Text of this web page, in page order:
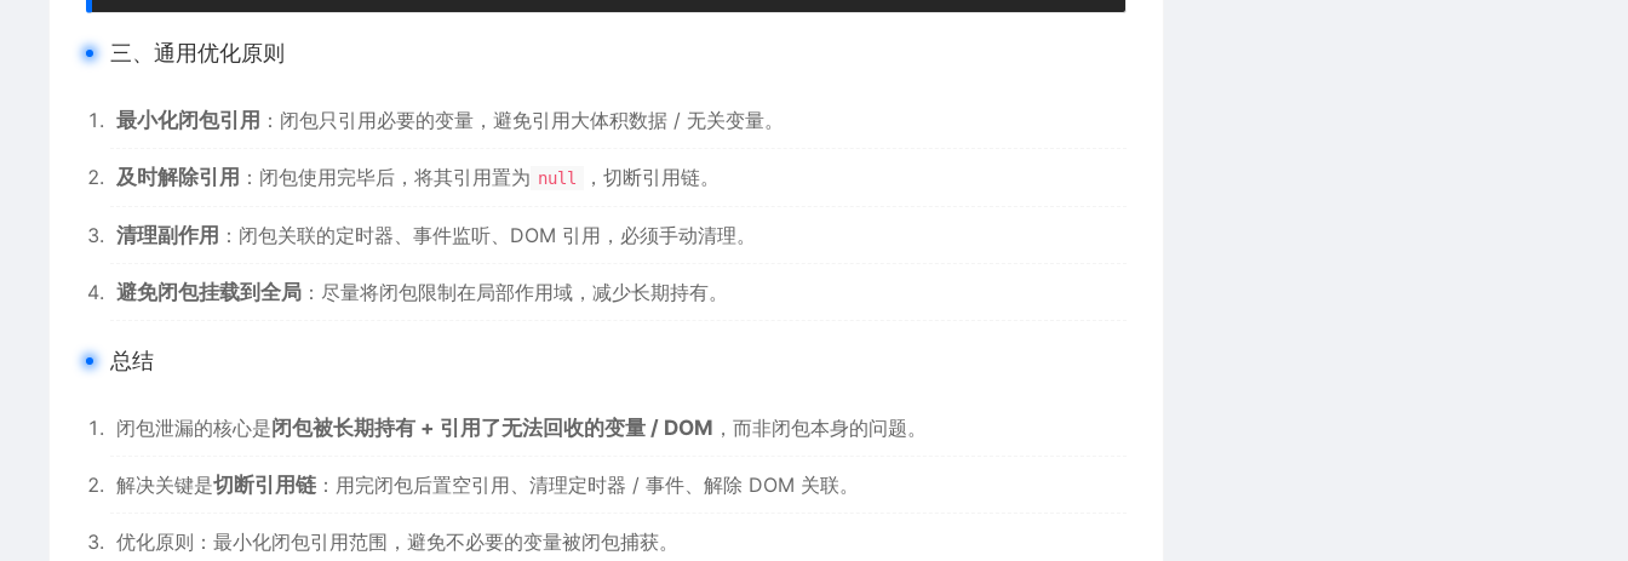
三、通用优化原则
最小化闭包引用 ：闭包只引用必要的变量，避免引用大体积数据 / 无关变量。
及时解除引用 ：闭包使用完毕后，将其引用置为 null ，切断引用链。
清理副作用 ：闭包关联的定时器、事件监听、DOM 引用，必须手动清理。
避免闭包挂载到全局 ：尽量将闭包限制在局部作用域，减少长期持有。
总结
闭包泄漏的核心是闭包被长期持有 + 引用了无法回收的变量 / DOM ，而非闭包本身的问题。
解决关键是切断引用链 ：用完闭包后置空引用、清理定时器 / 事件、解除 DOM 关联。
优化原则：最小化闭包引用范围，避免不必要的变量被闭包捕获。